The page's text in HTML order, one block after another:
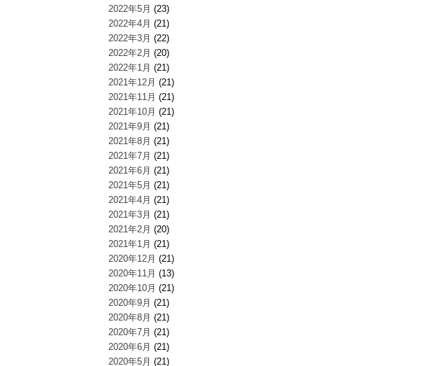
2022年5月 (23)
2022年4月 (21)
2022年3月 (22)
2022年2月 (20)
2022年1月 (21)
2021年12月 (21)
2021年11月 (21)
2021年10月 (21)
2021年9月 (21)
2021年8月 (21)
2021年7月 (21)
2021年6月 (21)
2021年5月 (21)
2021年4月 (21)
2021年3月 (21)
2021年2月 (20)
2021年1月 (21)
2020年12月 (21)
2020年11月 (13)
2020年10月 (21)
2020年9月 (21)
2020年8月 (21)
2020年7月 (21)
2020年6月 (21)
2020年5月 (21)